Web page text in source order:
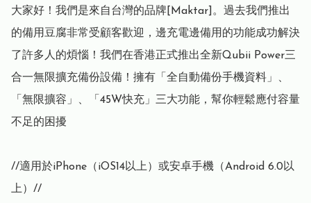
大家好！我們是來自台灣的品牌[Maktar]。過去我們推出
的備用豆腐非常受顧客歡迎，邊充電邊備用的功能成功解決
了許多人的煩惱！我們在香港正式推出全新Qubii Power三
合一無限擴充備份設備！擁有「全自動備份手機資料」、
「無限擴容」、「45W快充」三大功能，幫你輕鬆應付容量
不足的困擾
//適用於iPhone（iOS14以上）或安卓手機（Android 6.0以
上）//